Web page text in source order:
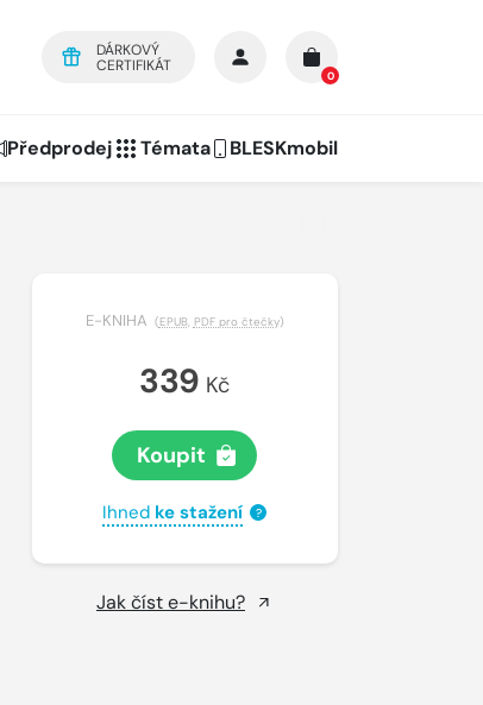
DÁRKOVÝ
CERTIFIKÁT
0
Předprodej Témata BLESKmobil
E-KNIHA (EPUB, PDF pro čtečky)
339 Kč
Koupit
Ihned ke stažení ?
Jak číst e-knihu?